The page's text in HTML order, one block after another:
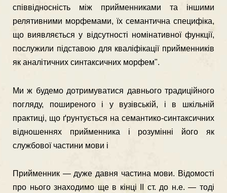
співвідносність між прийменниками та іншими
релятивними мор­фемами, їх семантична специфіка,
що виявляється у відсутності но­мінативної функції,
послужили підставою для кваліфікації приймен­ників
як аналітичних синтаксичних морфем".
Ми ж будемо дотримуватися давнього традиційного
погляду, по­ширеного і у вузівській, і в шкільній
практиці, що ґрунтується на семантико-синтаксичних
відношеннях прийменника і розумінні його як
службової частини мови і
Прийменник — дуже давня частина мови. Відомості
про нього знаходимо ще в кінці II ст. до н.е. — тоді